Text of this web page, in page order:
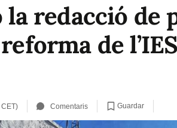
redacció de
de
Comentaris Guardar